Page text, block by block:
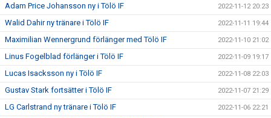
Adam Price Johansson ny i Tölö IF 2022-11-12 20:23
Walid Dahir ny tränare i Tölö IF 2022-11-11 19:44
Maximilian Wennergrund förlänger med Tölö IF 2022-11-10 21:02
Linus Fogelblad förlänger i Tölö IF 2022-11-09 19:17
Lucas Isacksson ny i Tölö IF 2022-11-08 22:03
Gustav Stark fortsätter i Tölö IF 2022-11-07 21:29
LG Carlstrand ny tränare i Tölö IF 2022-11-06 22:21